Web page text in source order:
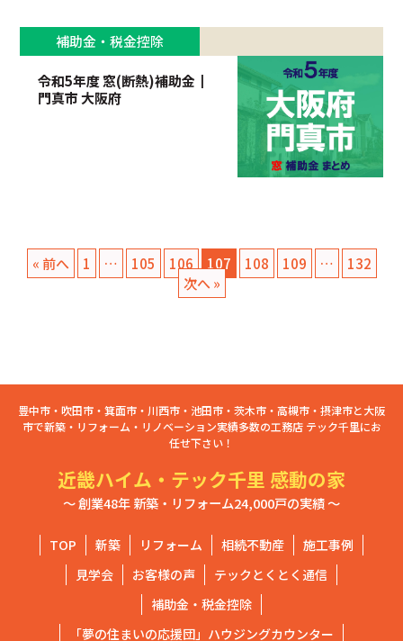
補助金・税金控除
令和5年度 窓(断熱)補助金┃
門真市 大阪府
« 前へ 1 … 105 106 107 108 109 …
132
次へ »
豊中市・吹田市・箕面市・川西市・池田市・茨木市・高槻市・摂津市と大阪
市で新築・リフォーム・リノベーション実績多数の工務店 テック千里にお
任せ下さい！
近畿ハイム・テック千里 感動の家
～ 創業48年 新築・リフォーム24,000戸の実績 ～
TOP 新築 リフォーム 相続不動産
施工事例
見学会
お客様の声
テックとくとく通信
補助金・税金控除
「夢の住まいの応援団」ハウジングカウンター